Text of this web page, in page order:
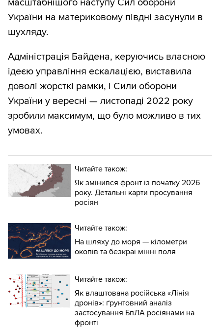
України на материковому півдні засунули в
шухляду.
Адміністрація Байдена, керуючись власною
ідеєю управління ескалацією, виставила
доволі жорсткі рамки, і Сили оборони
України у вересні — листопаді 2022 року
зробили максимум, що було можливо в тих
умовах.
Читайте також:
Як змінився фронт із початку 2026
року. Детальні карти просування
росіян
Читайте також:
На шляху до моря — кілометри
окопів та безкраї мінні поля
Читайте також:
Як влаштована російська «Лінія
дронів»: ґрунтовний аналіз
застосування БпЛА росіянами на
фронті